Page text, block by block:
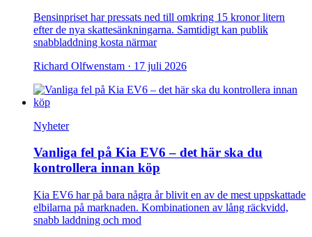
Bensinpriset har pressats ned till omkring 15 kronor litern
efter de nya skattesänkningarna. Samtidigt kan publik
snabbladdning kosta närmar
Richard Olfwenstam · 17 juli 2026
Nyheter
Vanliga fel på Kia EV6 – det här ska du
kontrollera innan köp
Kia EV6 har på bara några år blivit en av de mest uppskattade
elbilarna på marknaden. Kombinationen av lång räckvidd,
snabb laddning och mod